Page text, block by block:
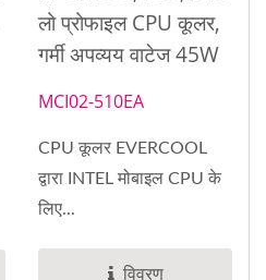
लो प्रोफाइल CPU कूलर,
गर्मी अपव्यय वाटेज 45W
MCI02-510EA
CPU कूलर EVERCOOL
द्वारा INTEL मोबाइल CPU के
लिए...
विवरण